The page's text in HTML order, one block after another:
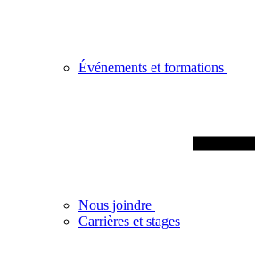
Événements et formations
Nous joindre
Carrières et stages